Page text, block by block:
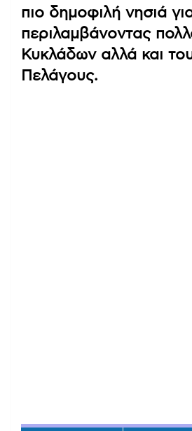
πιο δημοφιλή νησιά
περιλαμβάνοντας
Κυκλάδων αλλά και
Πελάγους.